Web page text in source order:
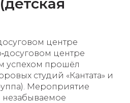
центре
центре
успехом прошёл
студий «Кантата» и
Мероприятие